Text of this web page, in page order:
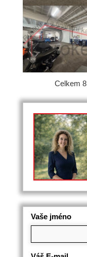
Celkem
Vaše jméno